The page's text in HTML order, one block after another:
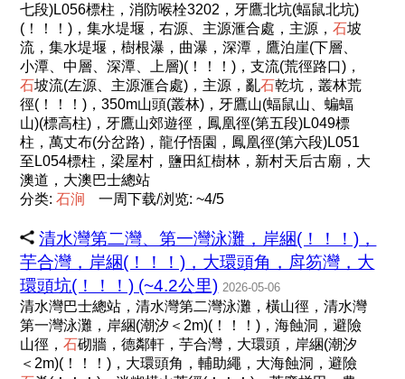
七段)L056標柱，消防喉栓3202，牙鷹北坑(蝠鼠北坑)
(！！！)，集水堤堰，右源、主源滙合處，主源，石坡
流，集水堤堰，樹根瀑，曲瀑，深潭，鷹泊崖(下層、
小潭、中層、深潭、上層)(！！！)，支流(荒徑路口)，
石坡流(左源、主源滙合處)，主源，亂石乾坑，叢林荒
徑(！！！)，350m山頭(叢林)，牙鷹山(蝠鼠山、蝙蝠
山)(標高柱)，牙鷹山郊遊徑，鳳凰徑(第五段)L049標
柱，萬丈布(分岔路)，龍仔悟園，鳳凰徑(第六段)L051
至L054標柱，梁屋村，鹽田紅樹林，新村天后古廟，大
澳道，大澳巴士總站
分类:石涧 一周下载/浏览: ~4/5
清水灣第二灣、第一灣泳灘，岸綑(！！！)，
芋合灣，岸綑(！！！)，大環頭角，戽笏灣，大
環頭坑(！！！) (~4.2公里) 2026-05-06
清水灣巴士總站，清水灣第二灣泳灘，橫山徑，清水灣
第一灣泳灘，岸綑(潮汐＜2m)(！！！)，海蝕洞，避險
山徑，石砌牆，德鄰軒，芋合灣，大環頭，岸綑(潮汐
＜2m)(！！！)，大環頭角，輔助繩，大海蝕洞，避險